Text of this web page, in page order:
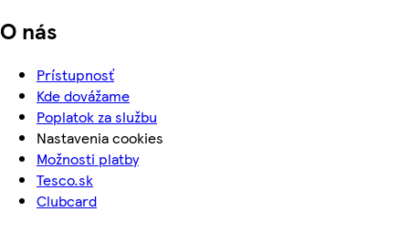
O nás
Prístupnosť
Kde dovážame
Poplatok za službu
Nastavenia cookies
Možnosti platby
Tesco.sk
Clubcard